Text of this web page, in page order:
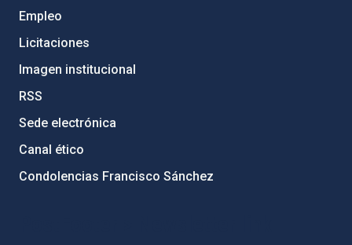
Empleo
Licitaciones
Imagen institucional
RSS
Sede electrónica
Canal ético
Condolencias Francisco Sánchez